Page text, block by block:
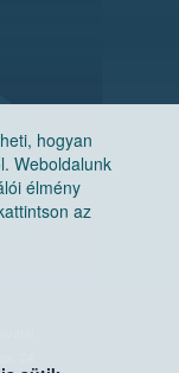
hogyan
Weboldalunk
élmény
az